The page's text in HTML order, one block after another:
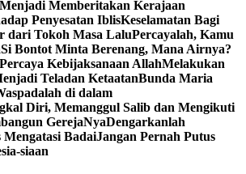
Memberitakan Kerajaan
Penyesatan IblisKeselamatan Bagi
dari Tokoh Masa LaluPercayalah, Kamu
Si Bontot Minta Berenang, Mana Airnya?
Kebijaksanaan AllahMelakukan
Teladan KetaatanBunda Maria
di dalam
Diri, Memanggul Salib dan Mengikuti
GerejaNyaDengarkanlah
BadaiJangan Pernah Putus
siaan